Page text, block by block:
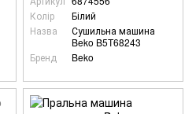
Колір
Білий
Назва
Сушильна машина
Beko B5T68243
Бренд
Beko